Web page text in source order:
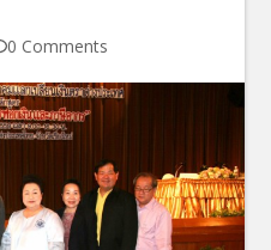
0 Comments